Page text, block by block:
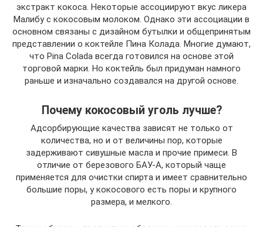
экстракт кокоса. Некоторые ассоциируют вкус ликера
Малибу с кокосовым молоком. Однако эти ассоциации в
основном связаны с дизайном бутылки и общепринятым
представлении о коктейле Пина Колада. Многие думают,
что Pina Colada всегда готовился на основе этой
торговой марки. Но коктейль был придуман намного
раньше и изначально создавался на другой основе.
Почему кокосовый уголь лучше?
Адсорбирующие качества зависят не только от
количества, но и от величины пор, которые
задерживают сивушные масла и прочие примеси. В
отличие от березового БАУ-А, который чаще
применяется для очистки спирта и имеет сравнительно
большие поры, у кокосового есть поры и крупного
размера, и мелкого.